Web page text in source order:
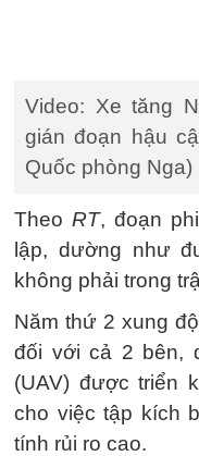
Video: Xe tăng
gián đoạn hậu
Quốc phòng Nga)
Theo RT, đoạn
lập, dường như
không phải trong
Năm thứ 2 xung
đối với cả 2 bên,
(UAV) được triển
cho việc tập kích
tính rủi ro cao.